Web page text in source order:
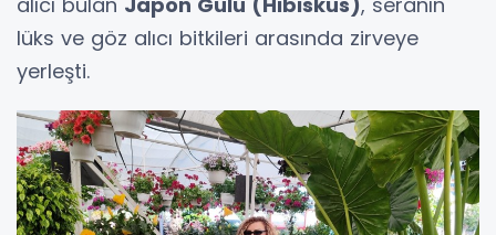
lüks ve göz alıcı bitkileri arasında zirveye
yerleşti.